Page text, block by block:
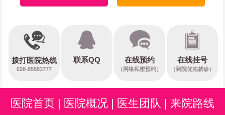
拨打医院热线
028-85583777
联系QQ 在线预约
（网络私密预约）
在线挂号
（到院优先就诊）
医院首页 | 医院概况 | 医生团队 | 来院路线